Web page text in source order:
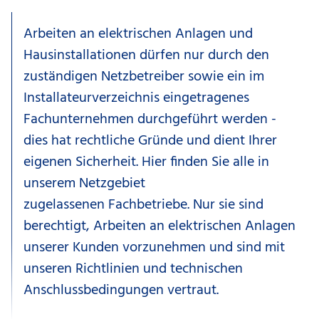
Arbeiten an elektrischen Anlagen und
Hausinstallationen dürfen nur durch den
zuständigen Netzbetreiber sowie ein im
Installateurverzeichnis eingetragenes
Fachunternehmen durchgeführt werden -
dies hat rechtliche Gründe und dient Ihrer
eigenen Sicherheit. Hier finden Sie alle in
unserem Netzgebiet
zugelassenen Fachbetriebe. Nur sie sind
berechtigt, Arbeiten an elektrischen Anlagen
unserer Kunden vorzunehmen und sind mit
unseren Richtlinien und technischen
Anschlussbedingungen vertraut.